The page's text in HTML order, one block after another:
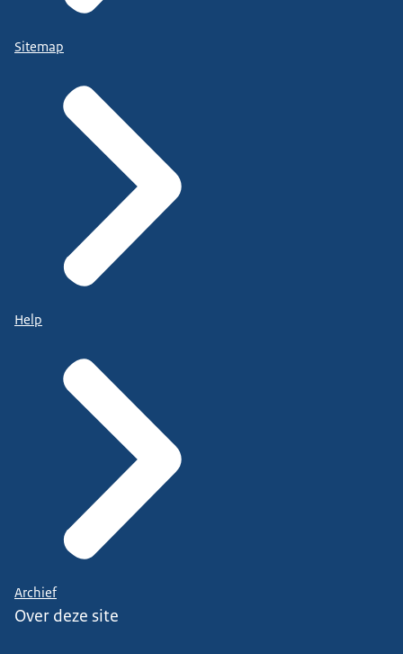
Sitemap
Help
Archief
Over deze site